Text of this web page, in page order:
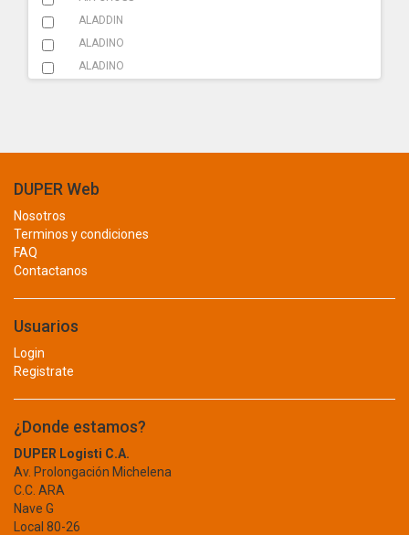
CAUCHO
ELEVACION
ILUMINACION
LLAVE DE CRUZ
PEGAMENTO
SONIDO
BOMBAS
ACCESORIOS
CENTRIFUGA
ALADDIN
ALADINO
ALADINO
AMAZONAS
AMERICAN FIRE
ANDIS
ARTIC
AVTEK
AYA
BARCKLY
DUPER Web
Nosotros
Terminos y condiciones
FAQ
Contactanos
Usuarios
Login
Registrate
¿Donde estamos?
DUPER Logisti C.A.
Av. Prolongación Michelena
C.C. ARA
Nave G
Local 80-26